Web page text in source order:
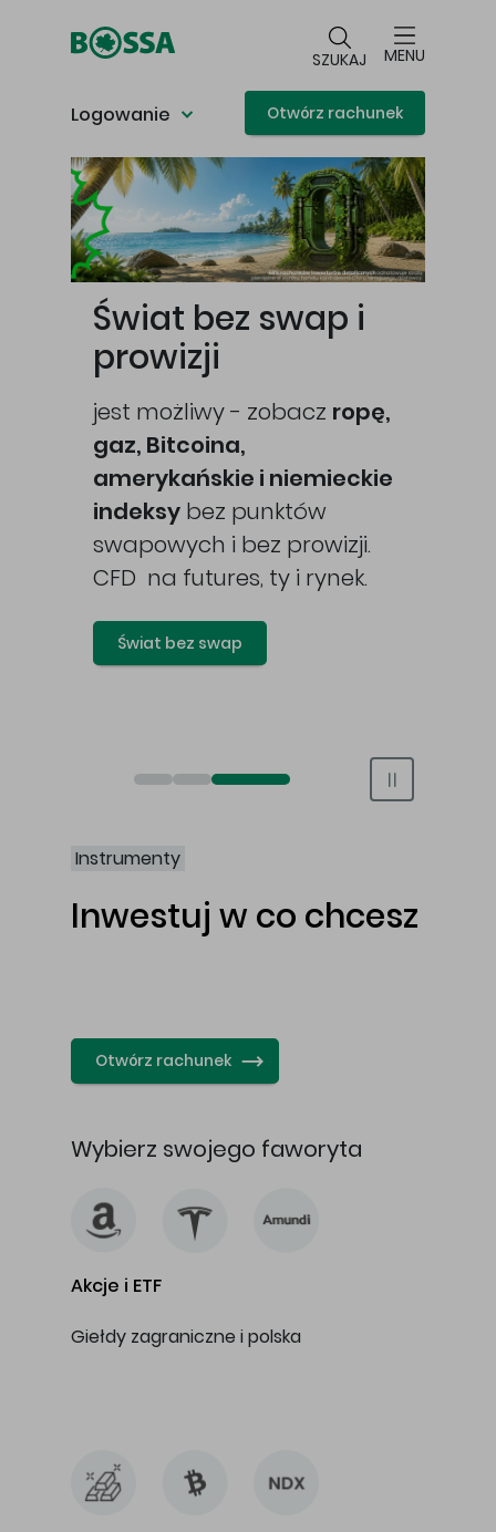
SZUKAJ MENU
Logowanie Otwórz rachunek
Główna treść
Świat bez swap i
prowizji
jest możliwy - zobacz ropę,
gaz, Bitcoina,
amerykańskie i niemieckie
indeksy bez punktów
swapowych i bez prowizji.
CFD na futures, ty i rynek.
Świat bez swap
Otwórz rachunek maklerski online
Otwórz konto IKE/IKZE
Świat bez swap i prowizji
Instrumenty
Inwestuj w co chcesz
Otwórz rachunek
Wybierz swojego faworyta
Akcje i ETF
Giełdy zagraniczne i polska